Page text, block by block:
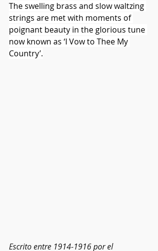
The swelling brass and slow waltzing
strings are met with moments of
poignant beauty in the glorious tune
now known as ‘I Vow to Thee My
Country’.
Escrito entre 1914-1916 por el